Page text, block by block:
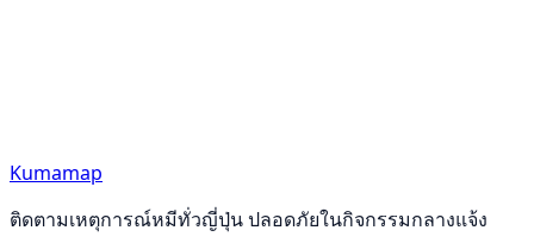
Kumamap
ติดตามเหตุการณ์หมีทั่วญี่ปุ่น ปลอดภัยในกิจกรรมกลางแจ้ง